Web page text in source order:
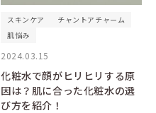
スキンケア
チャントアチャーム
肌悩み
2024.03.15
化粧水で顔がヒリヒリする原
因は？肌に合った化粧水の選
び方を紹介！